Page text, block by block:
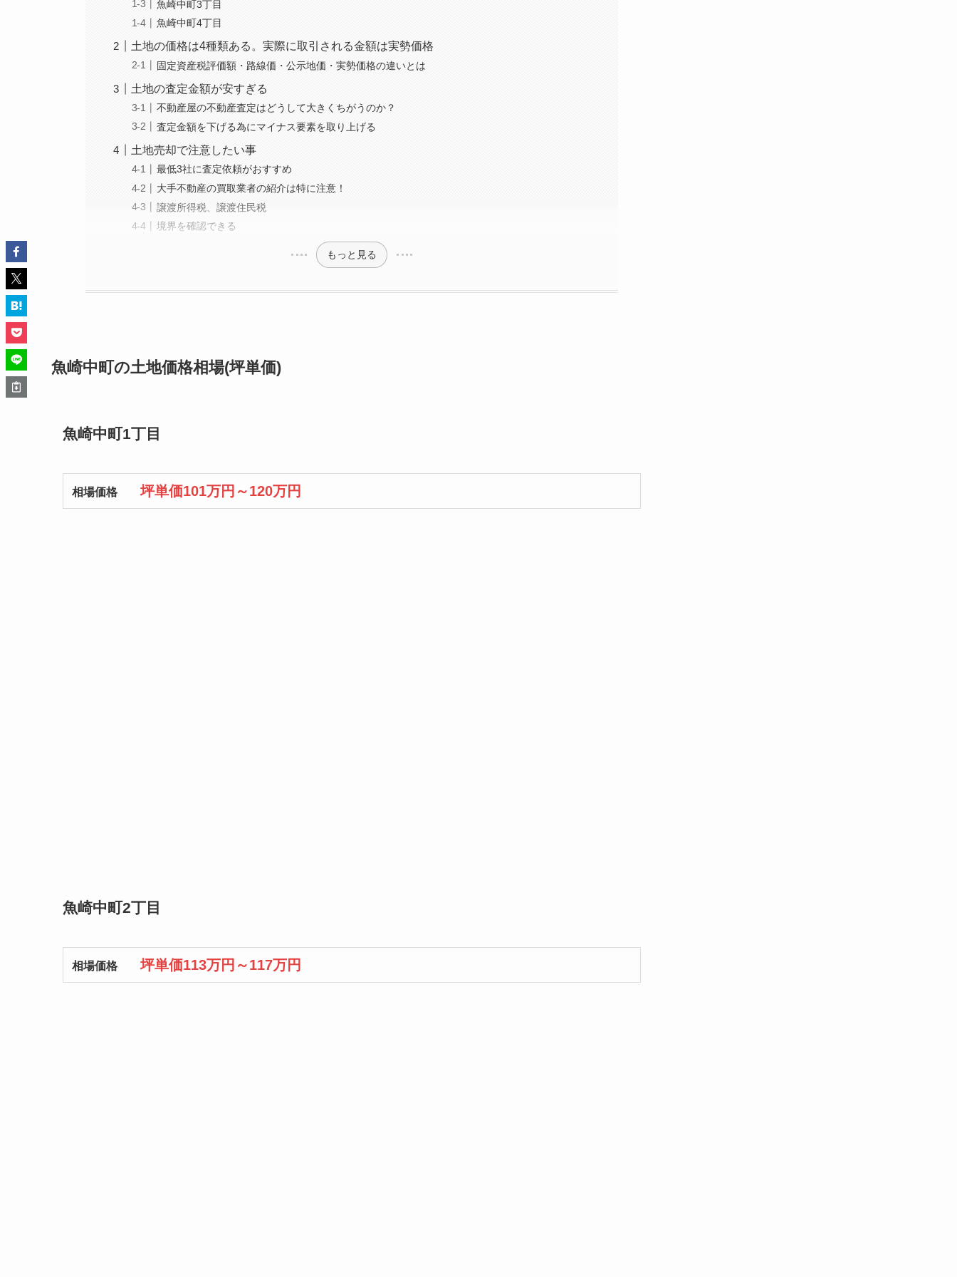
魚崎中町3丁目
魚崎中町4丁目
土地の価格は4種類ある。実際に取引される金額は実勢価格
固定資産税評価額・路線価・公示地価・実勢価格の違いとは
土地の査定金額が安すぎる
不動産屋の不動産査定はどうして大きくちがうのか？
査定金額を下げる為にマイナス要素を取り上げる
土地売却で注意したい事
最低3社に査定依頼がおすすめ
大手不動産の買取業者の紹介は特に注意！
譲渡所得税、譲渡住民税
境界を確認できる
もっと見る
魚崎中町の土地価格相場(坪単価)
魚崎中町1丁目
相場価格坪単価101万円～120万円
魚崎中町2丁目
相場価格坪単価113万円～117万円